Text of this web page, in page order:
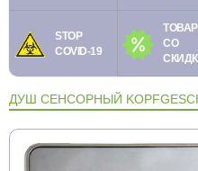
STOP
COVID-19
СО
ДУШ СЕНСОРНЫЙ